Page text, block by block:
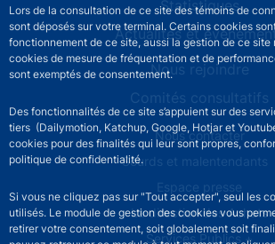
Lors de la consultation de ce site des témoins de
sont déposés sur votre terminal. Certains cookies
fonctionnement de ce site, aussi la gestion de ce site
cookies de mesure de fréquentation et de
sont exemptés de consentement.
Des fonctionnalités de ce site s’appuient sur des
tiers (Dailymotion, Katchup, Google, Hotjar et
cookies pour des finalités qui leur sont propres,
politique de confidentialité.
Si vous ne cliquez pas sur "Tout accepter", seul les
utilisés. Le module de gestion des cookies vous
retirer votre consentement, soit globalement soit
Statistiques
Actualités et
Nous rejoindre
Comités consultatifs
Footer secondary menuNous contacter
Sourds et malentendants
Espace presse
La direction des Achats
Services Publics +